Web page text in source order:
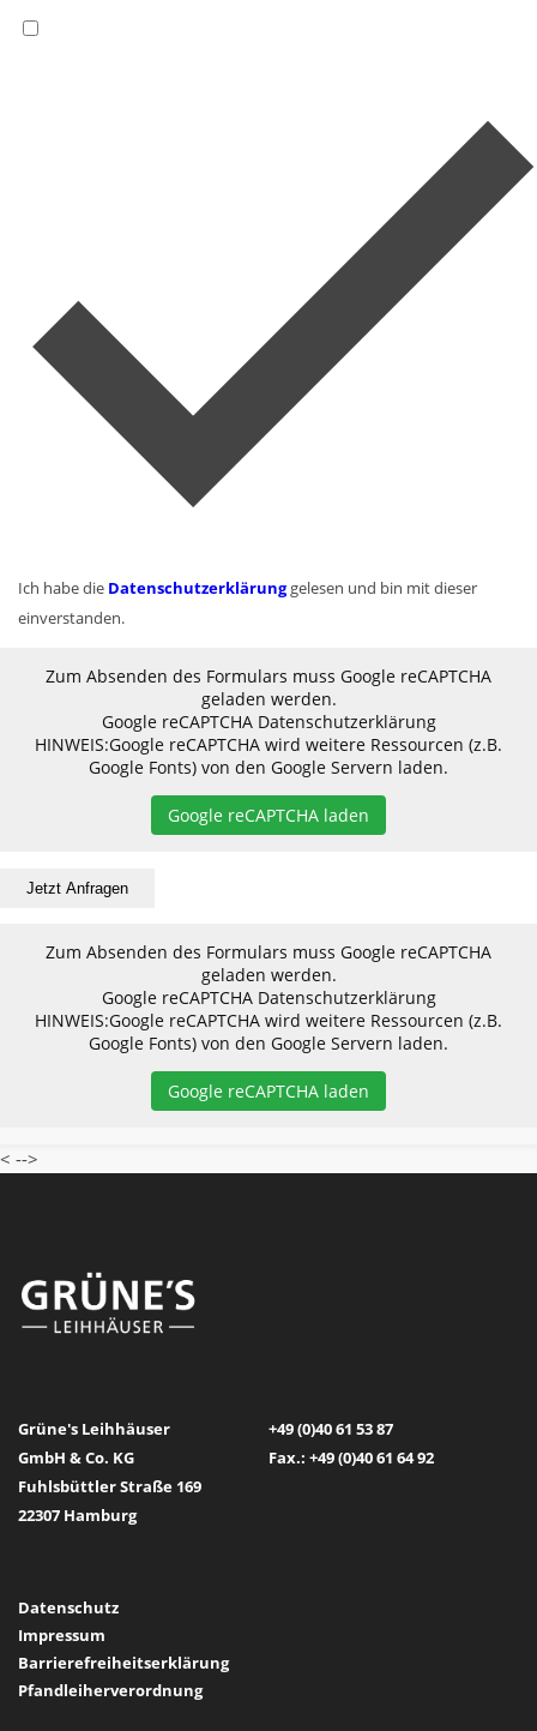
Ich habe die Datenschutzerklärunggelesen und bin mit dieser
einverstanden.
Zum Absenden des Formulars muss Google reCAPTCHA
geladen werden.
Google reCAPTCHA Datenschutzerklärung
HINWEIS:Google reCAPTCHA wird weitere Ressourcen (z.B.
Google Fonts) von den Google Servern laden.
Google reCAPTCHA laden
Zum Absenden des Formulars muss Google reCAPTCHA
geladen werden.
Google reCAPTCHA Datenschutzerklärung
HINWEIS:Google reCAPTCHA wird weitere Ressourcen (z.B.
Google Fonts) von den Google Servern laden.
Google reCAPTCHA laden
< -->
Grüne's Leihhäuser
GmbH & Co. KG
Fuhlsbüttler Straße 169
22307 Hamburg
+49 (0)40 61 53 87
Fax.: +49 (0)40 61 64 92
Datenschutz
Impressum
Barrierefreiheitserklärung
Pfandleiherverordnung